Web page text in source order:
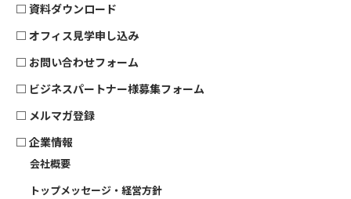
□ 資料ダウンロード
□ オフィス見学申し込み
□ お問い合わせフォーム
□ ビジネスパートナー様募集フォーム
□ メルマガ登録
□ 企業情報
会社概要
トップメッセージ・経営方針